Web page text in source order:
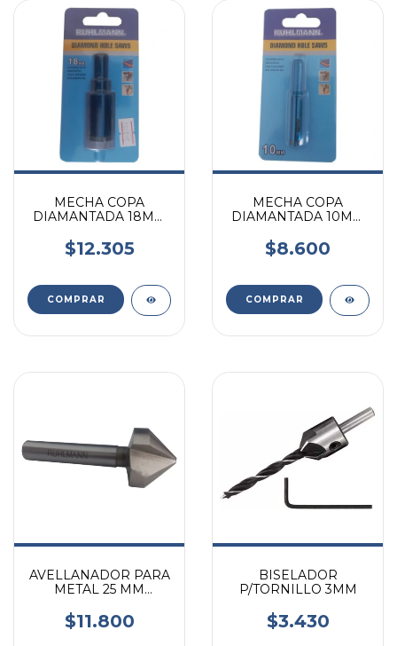
MECHA COPA
DIAMANTADA 18MM
$12.305
MECHA COPA
DIAMANTADA 10MM
$8.600
AVELLANADOR PARA
METAL 25 MM
$11.800
BISELADOR
P/TORNILLO 3MM
$3.430